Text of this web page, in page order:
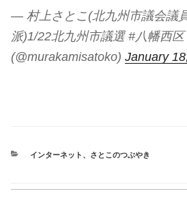
— 村上さとこ(北九州市議会議
派)1/22北九州市議選 #八幡西
(@murakamisatoko) January
カ
リ
インターネット 、 さとこのつぶやき